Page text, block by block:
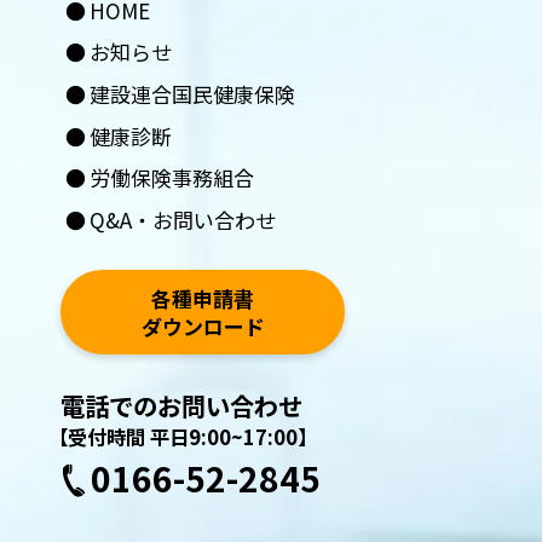
HOME
お知らせ
建設連合国民健康保険
健康診断
労働保険事務組合
Q&A・お問い合わせ
各種申請書
ダウンロード
お問い合わせ
電話でのお問い合わせ
【受付時間 平日9:00~17:00】
0166-52-2845